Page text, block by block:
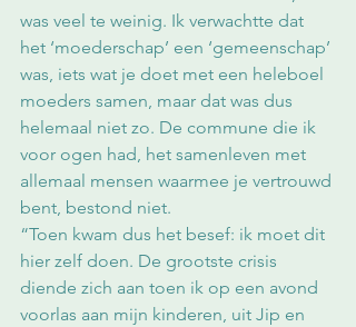
was veel te weinig. Ik verwachtte dat
het ‘moederschap’ een ‘gemeenschap’
was, iets wat je doet met een heleboel
moeders samen, maar dat was dus
helemaal niet zo. De commune die ik
voor ogen had, het samenleven met
allemaal mensen waarmee je vertrouwd
bent, bestond niet.
“Toen kwam dus het besef: ik moet dit
hier zelf doen. De grootste crisis
diende zich aan toen ik op een avond
voorlas aan mijn kinderen, uit Jip en